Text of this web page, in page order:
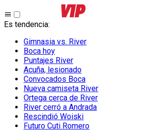
Es tendencia:
Gimnasia vs. River
Boca hoy
Puntajes River
Acuña, lesionado
Convocados Boca
Nueva camiseta River
Ortega cerca de River
River cerró a Andrada
Rescindió Woiski
Futuro Cuti Romero